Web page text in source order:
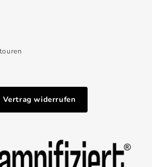
Vertrag widerrufen